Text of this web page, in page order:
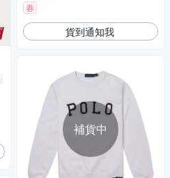
券
貨到通知我
補貨中